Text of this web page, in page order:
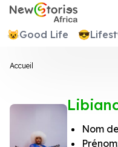
Newstories Africa
😺Good Life 😎
Accueil
Nom